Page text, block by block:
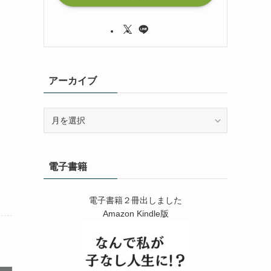
アーカイブ
ブ電子書籍
電子書籍２冊出しました
Amazon Kindle版